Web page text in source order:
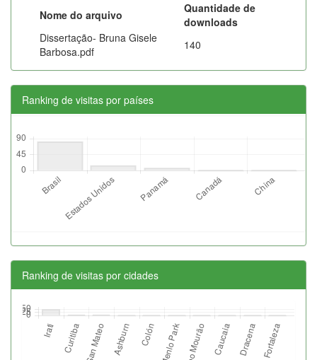
Nome do arquivo
Quantidade de
downloads
Dissertação- Bruna Gisele
Barbosa.pdf
140
Ranking de visitas por países
Ranking de visitas por cidades